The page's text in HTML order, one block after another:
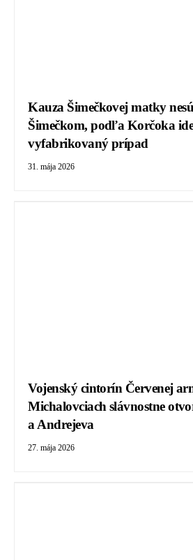
Kauza Šimečkovej matky
Šimečkom, podľa Korčoka
vyfabrikovaný prípad
31. mája 2026
Vojenský cintorín Červenej
Michalovciach slávnostne
a Andrejeva
27. mája 2026